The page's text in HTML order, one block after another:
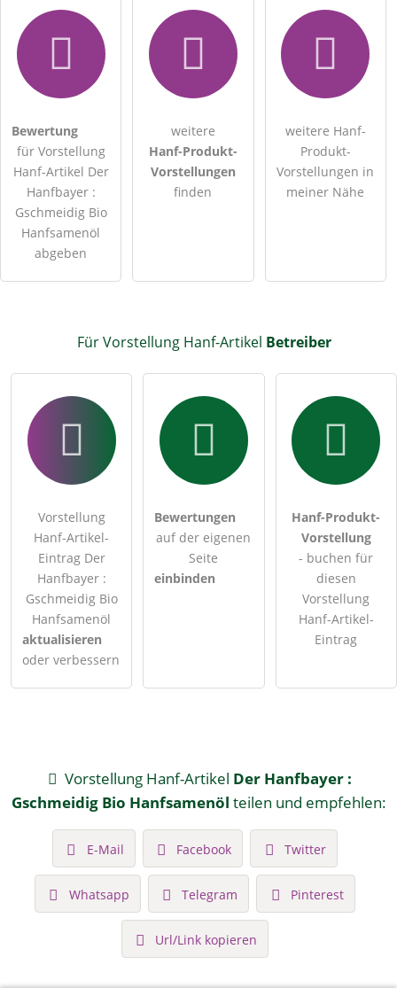
Bewertung
für Vorstellung
Hanf-Artikel Der
Hanfbayer :
Gschmeidig Bio
Hanfsamenöl
abgeben
weitere
Hanf-Produkt-
Vorstellungen
finden
weitere Hanf-
Produkt-
Vorstellungen in
meiner Nähe
Für Vorstellung Hanf-Artikel Betreiber
Vorstellung
Hanf-Artikel-
Eintrag Der
Hanfbayer :
Gschmeidig Bio
Hanfsamenöl
aktualisieren
oder verbessern
Bewertungen
auf der eigenen
Seite
einbinden
Hanf-Produkt-
Vorstellung
- buchen für
diesen
Vorstellung
Hanf-Artikel-
Eintrag
Vorstellung Hanf-Artikel Der Hanfbayer :
Gschmeidig Bio Hanfsamenöl teilen und empfehlen:
E-Mail Facebook Twitter
Whatsapp Telegram Pinterest
Url/Link kopieren